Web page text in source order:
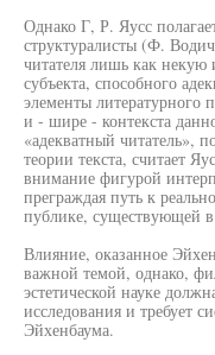
Однако Г, Р. Яусс
структуралисты (Ф.
читателя лишь как некую
субъекта, способного
элементы литературного
и - шире - контекста
«адекватный читатель»,
теории текста, считает
внимание фигурой
преграждая путь к
публике, существующей
Влияние, оказанное
важной темой, однако,
эстетической науке
исследования и требует
Эйхенбаума.